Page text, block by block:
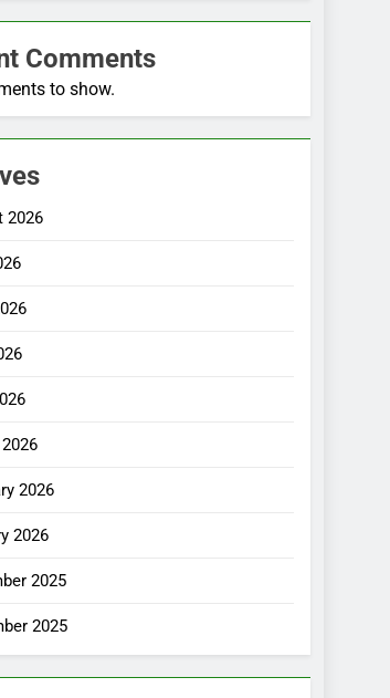
Comments
to show.
2026
2026
2026
2025
2025